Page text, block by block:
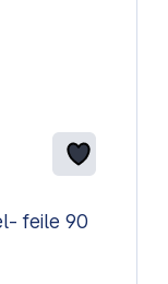
90